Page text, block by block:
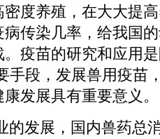
度养殖，在大大提
传染几率，给我国
疫苗的研究和应用
手段，发展兽用疫苗
发展具有重要意义。
的发展，国内兽药总